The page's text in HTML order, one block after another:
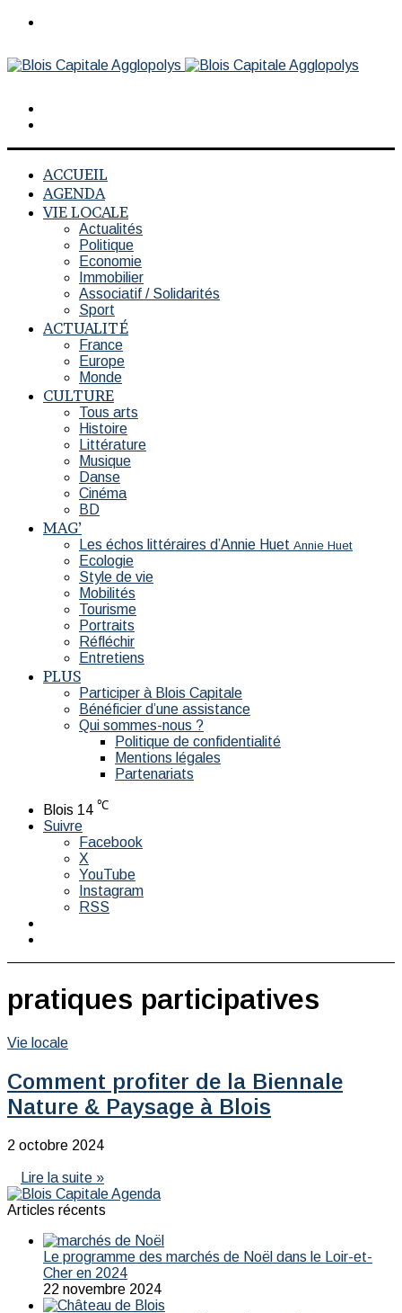
ACCUEIL
AGENDA
VIE LOCALE
Actualités
Politique
Economie
Immobilier
Associatif / Solidarités
Sport
ACTUALITÉ
France
Europe
Monde
CULTURE
Tous arts
Histoire
Littérature
Musique
Danse
Cinéma
BD
MAG’
Les échos littéraires d’Annie Huet Annie Huet
Ecologie
Style de vie
Mobilités
Tourisme
Portraits
Réfléchir
Entretiens
PLUS
Participer à Blois Capitale
Bénéficier d’une assistance
Qui sommes-nous ?
Politique de confidentialité
Mentions légales
Partenariats
Blois 14 ℃
Suivre
Facebook
X
YouTube
Instagram
RSS
pratiques participatives
Vie locale
Comment profiter de la Biennale
Nature & Paysage à Blois
2 octobre 2024
Lire la suite »
Articles récents
Le programme des marchés de Noël dans le Loir-et-
Cher en 2024
22 novembre 2024